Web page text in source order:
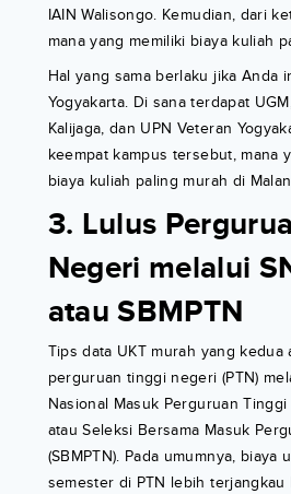
IAIN Walisongo. Kemudian, dari
mana yang memiliki biaya kuliah
Hal yang sama berlaku jika Anda
Yogyakarta. Di sana terdapat
Kalijaga, dan UPN Veteran
keempat kampus tersebut, mana
biaya kuliah paling murah di
3. Lulus
Negeri melalui
atau SBMPTN
Tips data UKT murah yang kedua
perguruan tinggi negeri (PTN)
Nasional Masuk Perguruan Tinggi
atau Seleksi Bersama Masuk
(SBMPTN). Pada umumnya, biaya
semester di PTN lebih terjangkau